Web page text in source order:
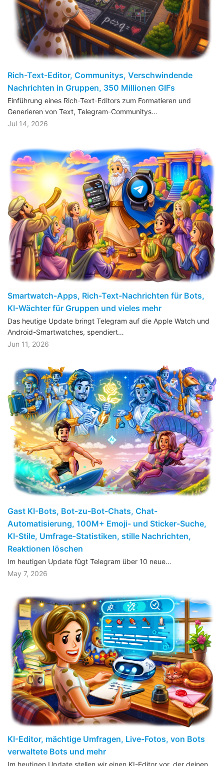
Rich-Text-Editor, Communitys, Verschwindende
Nachrichten in Gruppen, 350 Millionen GIFs
Einführung eines Rich-Text-Editors zum Formatieren und
Generieren von Text, Telegram-Communitys…
Jul 14, 2026
Smartwatch-Apps, Rich-Text-Nachrichten für Bots,
KI-Wächter für Gruppen und vieles mehr
Das heutige Update bringt Telegram auf die Apple Watch und
Android-Smartwatches, spendiert…
Jun 11, 2026
Gast KI-Bots, Bot-zu-Bot-Chats, Chat-
Automatisierung, 100M+ Emoji- und Sticker-Suche,
KI-Stile, Umfrage-Statistiken, stille Nachrichten,
Reaktionen löschen
Im heutigen Update fügt Telegram über 10 neue…
May 7, 2026
KI-Editor, mächtige Umfragen, Live-Fotos, von Bots
verwaltete Bots und mehr